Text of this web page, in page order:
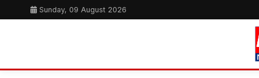
Sunday, 09 August 2026